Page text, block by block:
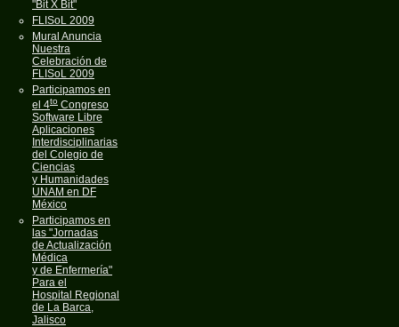
"Bit X Bit"
FLISoL 2009
Mural Anuncia
Nuestra
Celebración de
FLISoL 2009
Participamos en
el 4to Congreso
Software Libre
Aplicaciones
Interdisciplinarias
del Colegio de
Ciencias
y Humanidades
UNAM en DF
México
Participamos en
las "Jornadas
de Actualización
Médica
y de Enfermería"
Para el
Hospital Regional
de La Barca,
Jalisco